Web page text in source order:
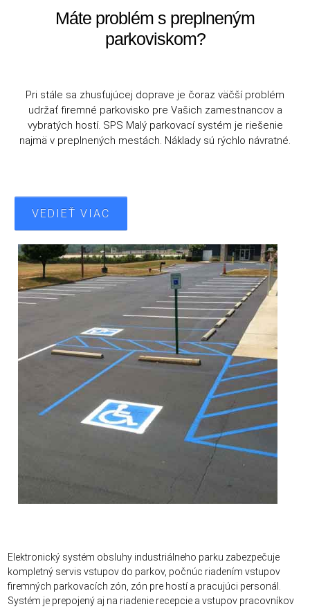
Máte problém s preplneným
parkoviskom?
Pri stále sa zhusťujúcej doprave je čoraz väčší problém
udržať firemné parkovisko pre Vašich zamestnancov a
vybratých hostí. SPS Malý parkovací systém je riešenie
najmä v preplnených mestách. Náklady sú rýchlo návratné.
VEDIEŤ VIAC
Elektronický systém obsluhy industriálneho parku zabezpečuje
kompletný servis vstupov do parkov, počnúc riadením vstupov
firemných parkovacích zón, zón pre hostí a pracujúci personál.
Systém je prepojený aj na riadenie recepcie a vstupov pracovníkov